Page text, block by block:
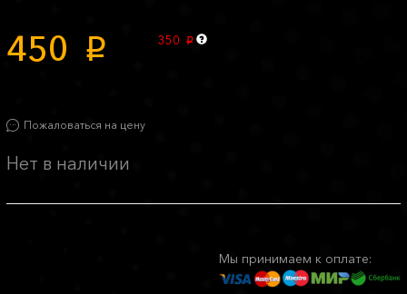
450 p 350 p
Пожаловаться на цену
Нет в наличии
Мы принимаем к оплате: